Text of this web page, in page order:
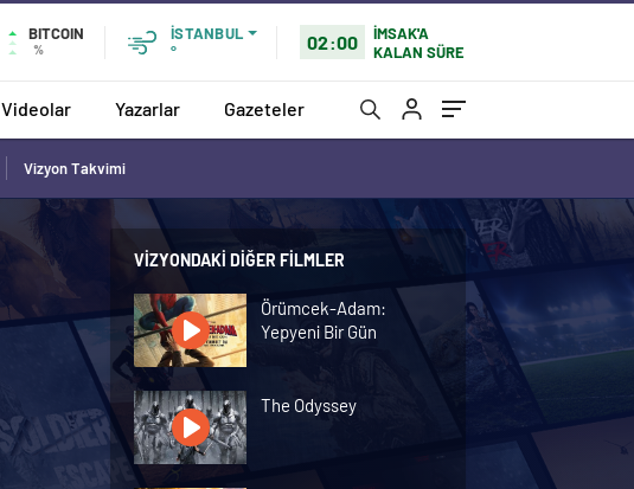
BITCOIN
%
İSTANBUL
°
02:00
İMSAK'A
KALAN SÜRE
Videolar Yazarlar Gazeteler
Vizyon Takvimi
VIZYONDAKI DIĞER FILMLER
Örümcek-Adam:
Yepyeni Bir Gün
The Odyssey